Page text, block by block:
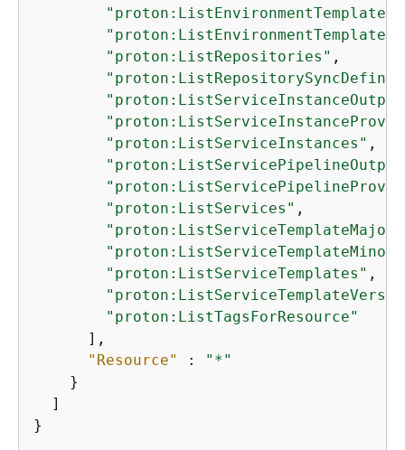
"proton:ListEnvironmentTemplates"
"proton:ListRepositories" ,
"proton:ListServiceInstances" ,
"proton:ListServices" ,
"proton:ListServiceTemplates" ,
"proton:ListTagsForResource"
      ],
"Resource"
:
"*"
    }
  ]
}